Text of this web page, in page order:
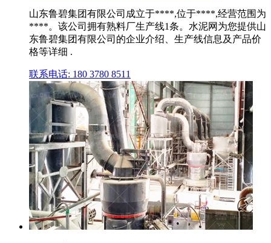
山东鲁碧集团有限公司成立于****,位于****,经营范围为
****。该公司拥有熟料厂生产线1条。水泥网为您提供山
东鲁碧集团有限公司的企业介绍、生产线信息及产品价
格等详细 .
联系电话: 180 3780 8511